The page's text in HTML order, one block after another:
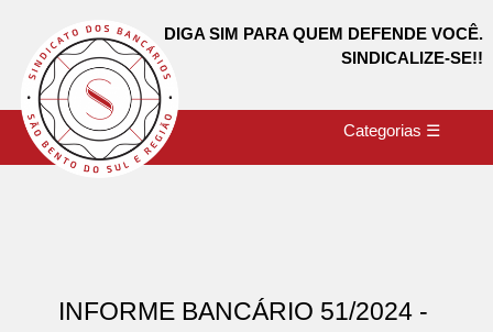
DIGA SIM PARA QUEM DEFENDE VOCÊ.
SINDICALIZE-SE!!
Categorias ☰
INFORME BANCÁRIO 51/2024 -